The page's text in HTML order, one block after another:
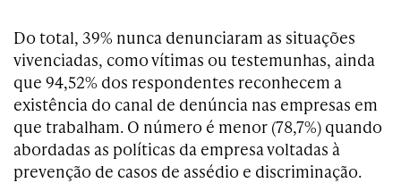
Do total, 39% nunca denunciaram as situações
vivenciadas, como vítimas ou testemunhas, ainda
que 94,52% dos respondentes reconhecem a
existência do canal de denúncia nas empresas em
que trabalham. O número é menor (78,7%) quando
abordadas as políticas da empresa voltadas à
prevenção de casos de assédio e discriminação.